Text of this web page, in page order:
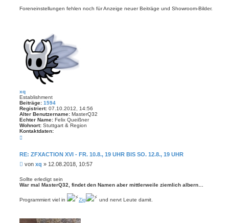
a
n
i
Foreneinstellungen fehlen noch für Anzeige neuer Beiträge und Showroom-Bilder.
xq
Establishment
Beiträge: 1594
Registriert: 07.10.2012, 14:56
Alter Benutzername: MasterQ32
Echter Name: Felix Queißner
Wohnort: Stuttgart & Region
Kontaktdaten:
t
k
a
t
n
RE: ZFXACTION XVI - FR. 10.8., 19 UHR BIS SO. 12.8., 19 UHR
B
i
t
a
von xq » 12.08.2018, 10:57
Sollte erledigt sein
War mal MasterQ32, findet den Namen aber mittlerweile ziemlich albern…
Programmiert viel in Zig und nervt Leute damit.